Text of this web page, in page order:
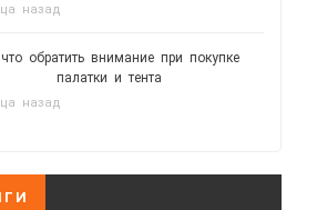
назад
обратить внимание при покупке
палатки и тента
назад